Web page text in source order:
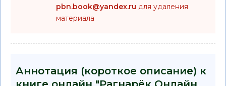
pbn.book@yandex.ru для удаления
материала
Аннотация (короткое описание) к